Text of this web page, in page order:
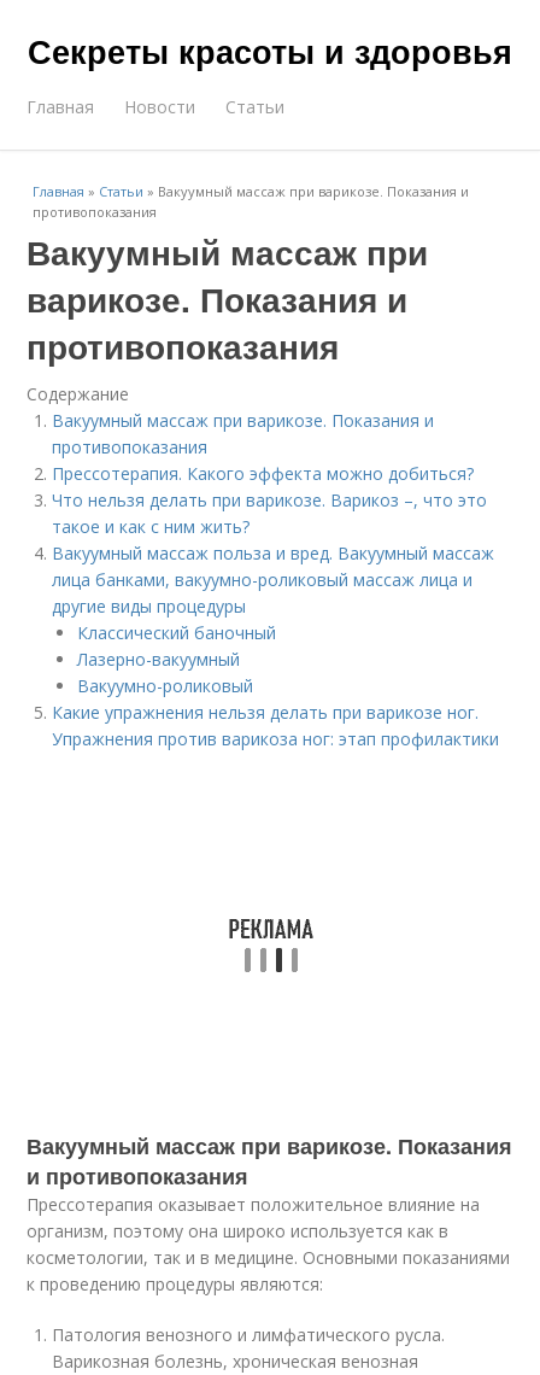
Секреты красоты и здоровья
Главная Новости Статьи
Главная » Статьи » Вакуумный массаж при варикозе. Показания и
противопоказания
Вакуумный массаж при
варикозе. Показания и
противопоказания
Содержание
Вакуумный массаж при варикозе. Показания и
противопоказания
Прессотерапия. Какого эффекта можно добиться?
Что нельзя делать при варикозе. Варикоз –, что это
такое и как с ним жить?
Вакуумный массаж польза и вред. Вакуумный массаж
лица банками, вакуумно-роликовый массаж лица и
другие виды процедуры
Классический баночный
Лазерно-вакуумный
Вакуумно-роликовый
Какие упражнения нельзя делать при варикозе ног.
Упражнения против варикоза ног: этап профилактики
Вакуумный массаж при варикозе. Показания
и противопоказания
Прессотерапия оказывает положительное влияние на
организм, поэтому она широко используется как в
косметологии, так и в медицине. Основными показаниями
к проведению процедуры являются:
Патология венозного и лимфатического русла.
Варикозная болезнь, хроническая венозная